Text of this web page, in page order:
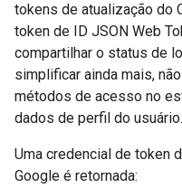
tokens de atualização do
token de ID JSON Web
compartilhar o status de
simplificar ainda mais,
métodos de acesso no
dados de perfil do usuário.
Uma credencial de token
Google é retornada: